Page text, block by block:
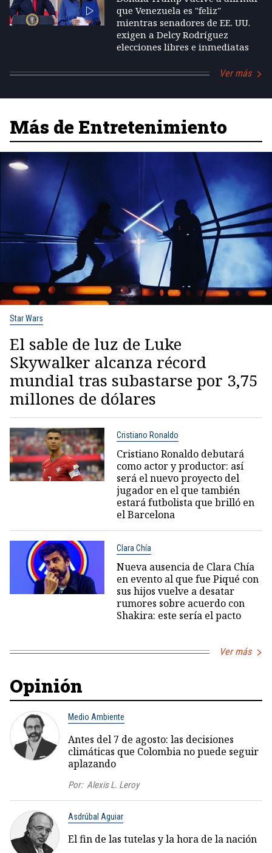
que Venezuela es "feliz"
mientras senadores de EE. UU.
exigen a Delcy Rodríguez
elecciones libres e inmediatas
Ver más
Más de Entretenimiento
Star Wars
El sable de luz de Luke
Skywalker alcanza récord
mundial tras subastarse por 3,75
millones de dólares
Cristiano Ronaldo
Cristiano Ronaldo debutará
como actor y productor: así
será el nuevo proyecto del
jugador en el que también
estará futbolista que brilló en
el Barcelona
Clara Chía
Nueva ausencia de Clara Chía
en evento al que fue Piqué con
sus hijos vuelve a desatar
rumores sobre acuerdo con
Shakira: este sería el pacto
Ver más
Opinión
Medio Ambiente
Antes del 7 de agosto: las decisiones
climáticas que Colombia no puede seguir
aplazando
Por: Alexis L. Leroy
Asdrúbal Aguiar
El fin de las tutelas y la hora de la nación